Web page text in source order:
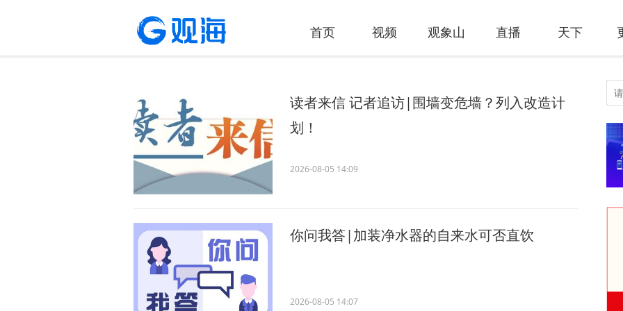
首页 视频 观象山 直播 天下
读者来信 记者追访|围墙变危墙？列入改造计
划！
2026-08-05 14:09
你问我答|加装净水器的自来水可否直饮
2026-08-05 14:07